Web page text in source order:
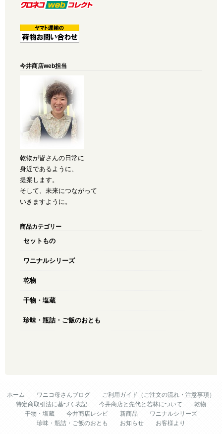
今井商店web担当
乾物が皆さんの日常に
身近であるように、
提案します。
そして、未来につながって
いきますように。
商品カテゴリー
セットもの
ワニナルシリーズ
乾物
干物・塩蔵
珍味・瓶詰・ご飯のおとも
ホーム ワニコ母さんブログ
ご利用ガイド（ご注文の流れ・注意事項）
特定商取引法に基づく表記
今井商店と先代と若林について
乾物
干物・塩蔵
今井商店レシピ 新商品
ワニナルシリーズ
珍味・瓶詰・ご飯のおとも
お知らせ お客様より